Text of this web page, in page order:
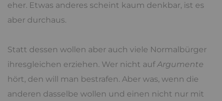
eher. Etwas anderes scheint kaum denkbar, ist es
aber durchaus.
Statt dessen wollen aber auch viele Normalbürger
ihresgleichen erziehen. Wer nicht aufArgumente
hört, den will man bestrafen. Aber was, wenn die
anderen dasselbe wollen und einen nicht nur mit